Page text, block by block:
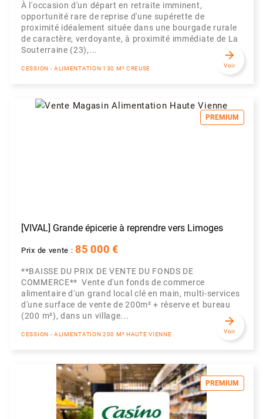
À l'occasion d'un départ en retraite imminent,
opportunité rare de reprise d'une supérette de
proximité idéalement située dans une bourgade rurale
de caractère, verdoyante, à proximité immédiate de La
Souterraine (23),...
CESSION - ALIMENTATION 130 M² CREUSE
arrow_forward
Voir
PREMIUM
[VIVAL] Grande épicerie à reprendre vers Limoges
Prix de vente :85 000 €
**BAISSE DU PRIX DE VENTE DU FONDS DE
COMMERCE** Vente d'un fonds de commerce
alimentaire d'un grand local clé en main, multi-services
d'une surface de vente de 200m² + réserve et bureau
(200 m²), dans un village...
CESSION - ALIMENTATION 200 M² HAUTE VIENNE
arrow_forward
Voir
PREMIUM